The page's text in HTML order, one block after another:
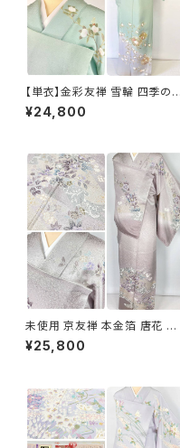
【単衣】金彩友禅 雪輪 四季の
花々 正絹 訪問着 黄緑 青緑 紫
1418
¥24,800
未使用 京友禅 本金箔 唐花 訪
問着 袷 正絹 紫 グレー 白 1165
¥25,800